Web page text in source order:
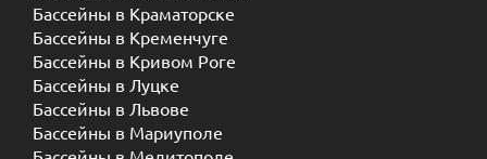
Бассейны в Краматорске
Бассейны в Кременчуге
Бассейны в Кривом Роге
Бассейны в Луцке
Бассейны в Львове
Бассейны в Мариуполе